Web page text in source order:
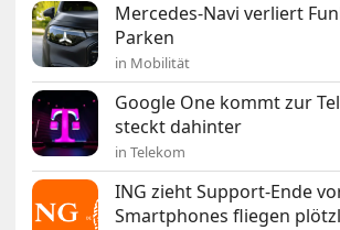
Mercedes-Navi verliert
Parken
in Mobilität
Google One kommt zur
steckt dahinter
in Telekom
ING zieht Support-Ende
Smartphones fliegen